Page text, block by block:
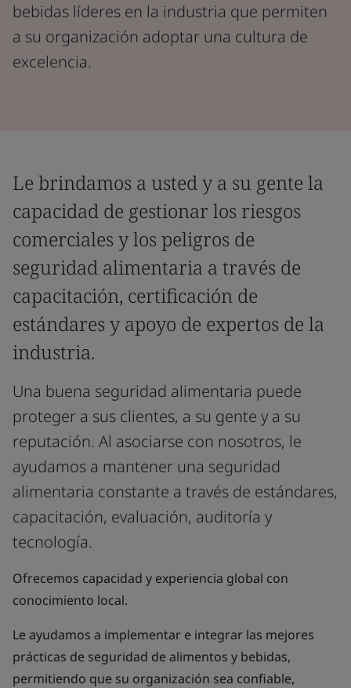
bebidas líderes en la industria que permiten
a su organización adoptar una cultura de
excelencia.
Le brindamos a usted y a su gente la
capacidad de gestionar los riesgos
comerciales y los peligros de
seguridad alimentaria a través de
capacitación, certificación de
estándares y apoyo de expertos de la
industria.
Una buena seguridad alimentaria puede
proteger a sus clientes, a su gente y a su
reputación. Al asociarse con nosotros, le
ayudamos a mantener una seguridad
alimentaria constante a través de estándares,
capacitación, evaluación, auditoría y
tecnología.
Ofrecemos capacidad y experiencia global con
conocimiento local.
Le ayudamos a implementar e integrar las mejores
prácticas de seguridad de alimentos y bebidas,
permitiendo que su organización sea confiable,